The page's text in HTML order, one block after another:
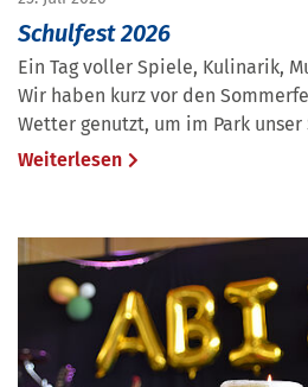
Schulfest 2026
Ein Tag voller Spiele, Kulinarik,
Wir haben kurz vor den
Wetter genutzt, um im Park
Weiterlesen